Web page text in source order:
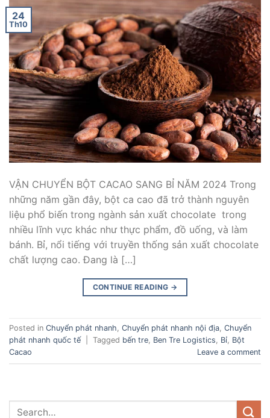
24
Th10
VẬN CHUYỂN BỘT CACAO SANG BỈ NĂM 2024 Trong
những năm gần đây, bột ca cao đã trở thành nguyên
liệu phổ biến trong ngành sản xuất chocolate trong
nhiều lĩnh vực khác như thực phẩm, đồ uống, và làm
bánh. Bỉ, nổi tiếng với truyền thống sản xuất chocolate
chất lượng cao. Đang là […]
CONTINUE READING →
Posted in Chuyển phát nhanh, Chuyển phát nhanh nội địa, Chuyển
phát nhanh quốc tế
Tagged bến tre, Ben Tre Logistics, Bỉ, Bột
Cacao
Leave a comment